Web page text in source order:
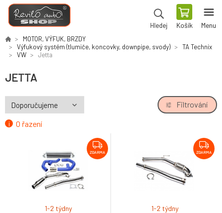
Hledej Košík Menu
MOTOR, VÝFUK, BRZDY
Výfukový systém (tlumiče, koncovky, downpipe, svody)
TA Technix
VW
Jetta
JETTA
O řazení
Filtrování
ZDARMA
1-2 týdny
ZDARMA
1-2 týdny